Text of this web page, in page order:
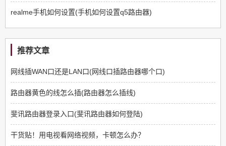
realme手机如何设置(手机如何设置q5路由器)
推荐文章
网线插WAN口还是LAN口(网线口插路由器哪个口)
路由器黄色的线怎么插(路由器怎么插线)
斐讯路由器登录入口(斐讯路由器如何登陆)
干货贴！用电视看网络视频，卡顿怎么办？